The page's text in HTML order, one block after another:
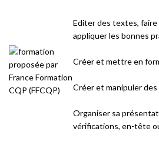
Editer des textes, faire
appliquer les bonnes
Créer et mettre en
Créer et manipuler
Organiser sa
vérifications, en-tête